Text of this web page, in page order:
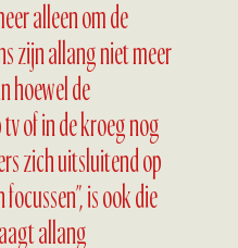
alleen om de
zijn allang niet meer
hoewel de
tv of in de kroeg nog
zich uitsluitend op
is ook die
allang